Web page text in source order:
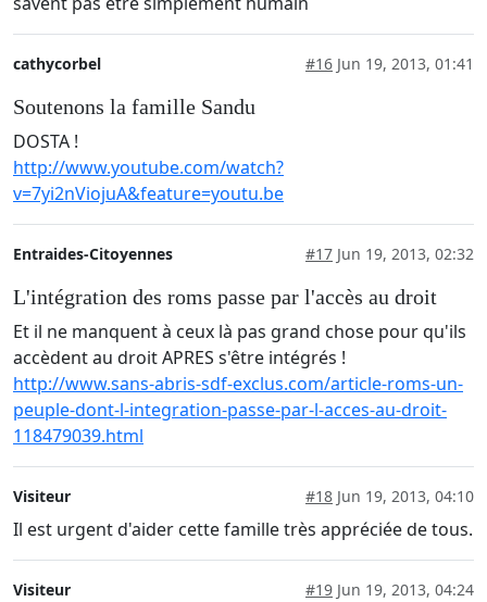
cathycorbel #16 Jun 19, 2013, 01:41
Soutenons la famille Sandu
DOSTA !
http://www.youtube.com/watch?
v=7yi2nViojuA&feature=youtu.be
Entraides-Citoyennes #17 Jun 19, 2013, 02:32
L'intégration des roms passe par l'accès au droit
Et il ne manquent à ceux là pas grand chose pour qu'ils
accèdent au droit APRES s'être intégrés !
http://www.sans-abris-sdf-exclus.com/article-roms-un-
peuple-dont-l-integration-passe-par-l-acces-au-droit-
118479039.html
Visiteur #18 Jun 19, 2013, 04:10
Il est urgent d'aider cette famille très appréciée de tous.
Visiteur #19 Jun 19, 2013, 04:24